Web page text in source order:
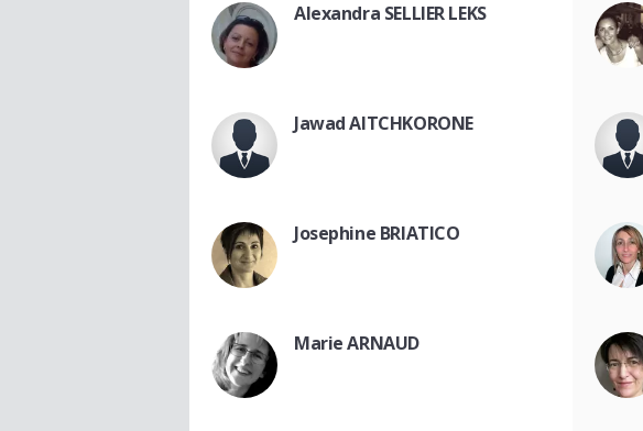
Alexandra SELLIER LEKS
Jawad AITCHKORONE
Josephine BRIATICO
Marie ARNAUD